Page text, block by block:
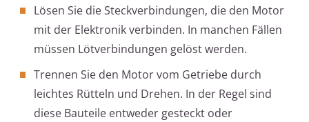
Lösen Sie die Steckverbindungen, die den Motor
mit der Elektronik verbinden. In manchen Fällen
müssen Lötverbindungen gelöst werden.
Trennen Sie den Motor vom Getriebe durch
leichtes Rütteln und Drehen. In der Regel sind
diese Bauteile entweder gesteckt oder